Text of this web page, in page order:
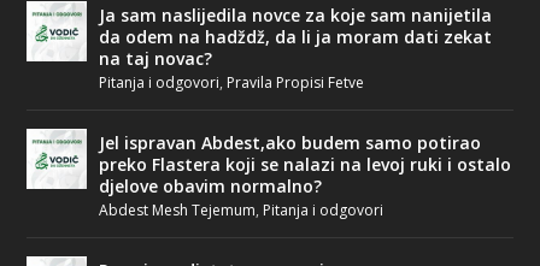
Ja sam naslijedila novce za koje sam nanijetila
da odem na hadždž, da li ja moram dati zekat
na taj novac?
Pitanja i odgovori, Pravila Propisi Fetve
Jel ispravan Abdest,ako budem samo potirao
preko Flastera koji se nalazi na levoj ruki i ostalo
djelove obavim normalno?
Abdest Mesh Tejemum, Pitanja i odgovori